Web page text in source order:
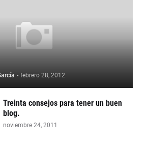
- febrero 28, 2012
Treinta consejos para tener un buen
blog.
noviembre 24, 2011